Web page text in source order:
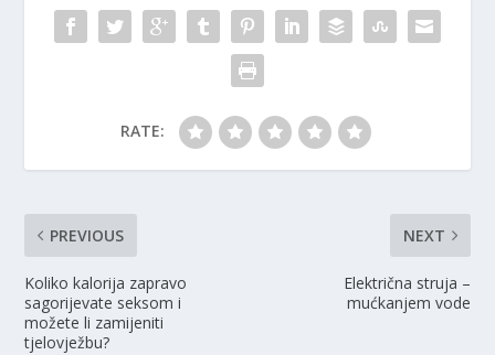
RATE:
PREVIOUS
Koliko kalorija zapravo
sagorijevate seksom i
možete li zamijeniti
tjelovježbu?
NEXT
Električna struja –
mućkanjem vode